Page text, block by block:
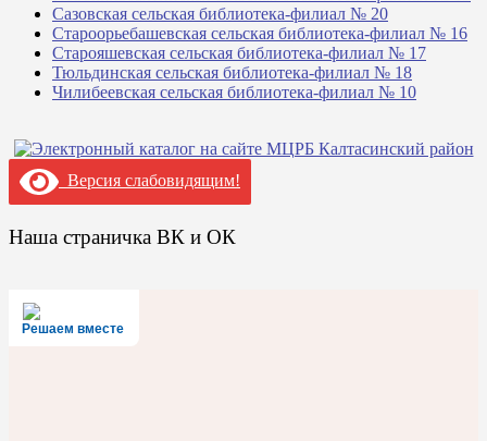
Сазовская сельская библиотека-филиал № 20
Староорьебашевская сельская библиотека-филиал № 16
Старояшевская сельская библиотека-филиал № 17
Тюльдинская сельская библиотека-филиал № 18
Чилибеевская сельская библиотека-филиал № 10
Версия слабовидящим!
Наша страничка ВК и ОК
Решаем вместе